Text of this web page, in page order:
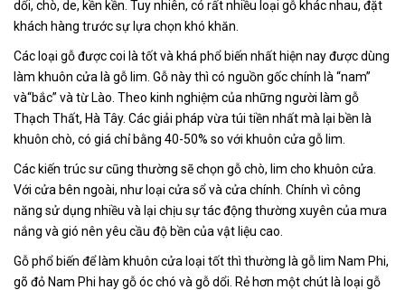
dổi, chò, de, kền kền. Tuy nhiên, có rất nhiều loại gỗ khác nhau, đặt
khách hàng trước sự lựa chọn khó khăn.
Các loại gỗ được coi là tốt và khá phổ biến nhất hiện nay được dùng
làm khuôn cửa là gỗ lim. Gỗ này thì có nguồn gốc chính là “nam”
và“bắc” và từ Lào. Theo kinh nghiệm của những người làm gỗ
Thạch Thất, Hà Tây. Các giải pháp vừa túi tiền nhất mà lại bền là
khuôn chò, có giá chỉ bằng 40-50% so với khuôn cửa gỗ lim.
Các kiến trúc sư cũng thường sẽ chọn gỗ chò, lim cho khuôn cửa.
Với cửa bên ngoài, như loại cửa sổ và cửa chính. Chính vì công
năng sử dụng nhiều và lại chịu sự tác động thường xuyên của mưa
nắng và gió nên yêu cầu độ bền của vật liệu cao.
Gỗ phổ biến để làm khuôn cửa loại tốt thì thường là gỗ lim Nam Phi,
gõ đỏ Nam Phi hay gỗ óc chó và gỗ dổi. Rẻ hơn một chút là loại gỗ